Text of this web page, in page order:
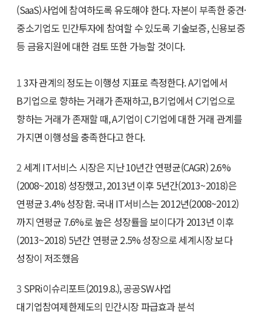
(SaaS)사업에 참여하도록 유도해야 한다. 자본이 부족한 중견·
중소기업도 민간투자에 참여할 수 있도록 기술보증, 신용보증
등 금융지원에 대한 검토 또한 가능할 것이다.
13자 관계의 정도는 이행성 지표로 측정한다. A기업에서
B기업으로 향하는 거래가 존재하고, B기업에서 C기업으로
향하는 거래가 존재할 때, A기업이 C기업에 대한 거래 관계를
가지면 이행성을 충족한다고 한다.
2세계 IT서비스 시장은 지난 10년간 연평균(CAGR) 2.6%
(2008~2018) 성장했고, 2013년 이후 5년간(2013~2018)은
연평균 3.4% 성장함. 국내 IT서비스는 2012년(2008~2012)
까지 연평균 7.6%로 높은 성장률을 보이다가 2013년 이후
(2013~2018) 5년간 연평균 2.5% 성장으로 세계시장 보다
성장이 저조했음
3 SPRi이슈리포트(2019.8.), 공공SW사업
대기업참여제한제도의 민간시장 파급효과 분석